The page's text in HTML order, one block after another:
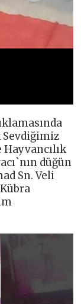
Sevdiğimiz
düğün
Sn. Veli